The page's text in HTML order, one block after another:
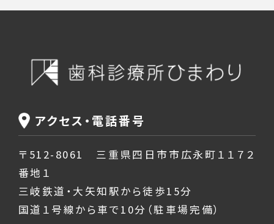
アクセス・電話番号
〒512-8061 三重県四日市市広永町１１７２
番地１
三岐鉄道・大矢知駅から徒歩15分
国道１号線から車で10分（駐車場完備）